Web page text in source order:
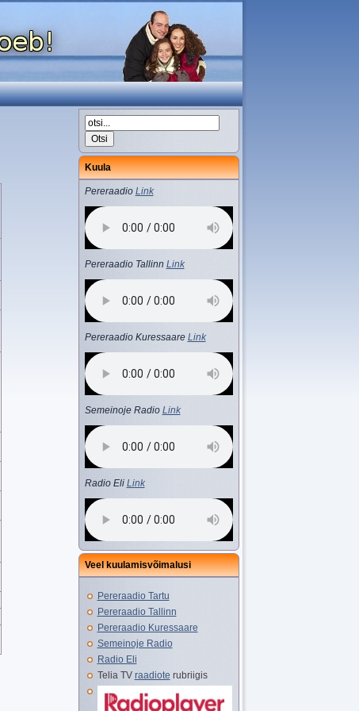
Kuula
Pereraadio Link
Pereraadio Tallinn Link
Pereraadio Kuressaare Link
Semeinoje Radio Link
Radio Eli Link
Veel kuulamisvõimalusi
Pereraadio Tartu
Pereraadio Tallinn
Pereraadio Kuressaare
Semeinoje Radio
Radio Eli
Telia TV raadiote rubriigis